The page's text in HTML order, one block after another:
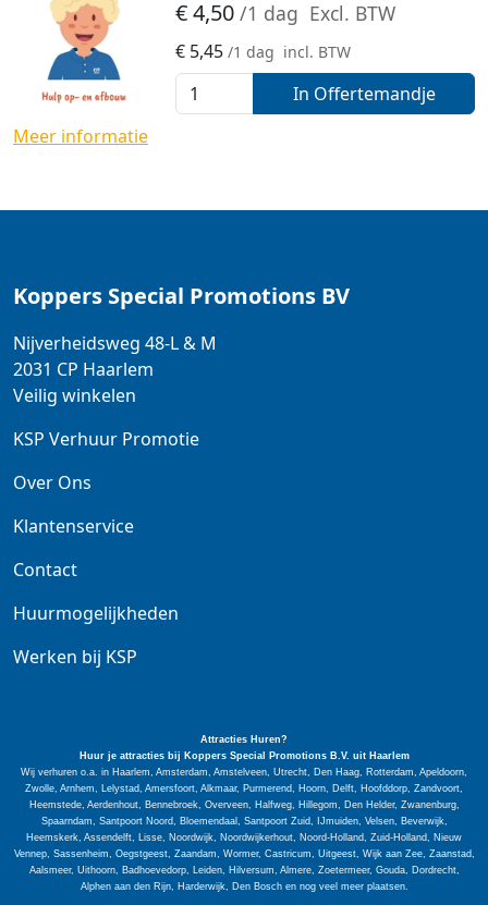
€4,50 /1 dag Excl. BTW
€ 5,45 /1 dag incl. BTW
In Offertemandje
Meer informatie
Koppers Special Promotions BV
Nijverheidsweg 48-L & M
2031 CP Haarlem
Veilig winkelen
KSP Verhuur Promotie
Over Ons
Klantenservice
Contact
Huurmogelijkheden
Werken bij KSP
Attracties Huren?
Huur je attracties bij Koppers Special
PromotionsB.V. uit Haarlem
Wij verhuren o.a. in Haarlem, Amsterdam, Amstelveen, Utrecht, Den Haag, Rotterdam, Apeldoorn,
Zwolle, Arnhem, Lelystad, Amersfoort, Alkmaar, Purmerend, Hoorn, Delft, Hoofddorp, Zandvoort,
Heemstede, Aerdenhout, Bennebroek, Overveen, Halfweg, Hillegom, Den Helder, Zwanenburg,
Spaarndam, Santpoort Noord, Bloemendaal, Santpoort Zuid, IJmuiden, Velsen, Beverwijk,
Heemskerk, Assendelft, Lisse, Noordwijk, Noordwijkerhout, Noord-Holland, Zuid-Holland, Nieuw
Vennep, Sassenheim, Oegstgeest, Zaandam, Wormer, Castricum, Uitgeest, Wijk aan Zee, Zaanstad,
Aalsmeer, Uithoorn, Badhoevedorp, Leiden, Hilversum, Almere, Zoetermeer, Gouda, Dordrecht,
Alphen aan den Rijn, Harderwijk, Den Bosch en nog veel meer plaatsen.